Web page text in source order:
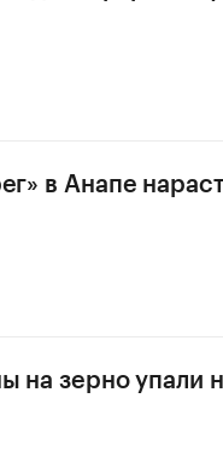
в Анапе
на зерно упали